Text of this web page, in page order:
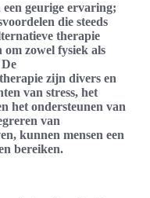
geurige ervaring;
die steeds
therapie
om zowel fysiek als
zijn divers en
van stress, het
het ondersteunen van
van
kunnen mensen een
bereiken.